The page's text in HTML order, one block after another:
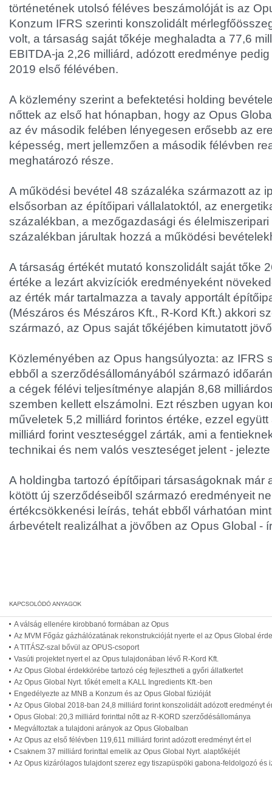
történetének utolsó féléves beszámolóját is az
Konzum IFRS szerinti konszolidált
volt, a társaság saját tőkéje meghaladta a 77,6
EBITDA-ja 2,26 milliárd, adózott eredménye
2019 első félévében.
A közlemény szerint a befektetési holding
nőttek az első hat hónapban, hogy az Opus
az év második felében lényegesen erősebb az
képesség, mert jellemzően a második félévben
meghatározó része.
A működési bevétel 48 százaléka származott az
elsősorban az építőipari vállalatoktól, az
százalékban, a mezőgazdasági és
százalékban járultak hozzá a működési
A társaság értékét mutató konszolidált saját tőke
értéke a lezárt akvizíciók eredményeként
az érték már tartalmazza a tavaly apportált
(Mészáros és Mészáros Kft., R-Kord Kft.) akkori
származó, az Opus saját tőkéjében kimutatott
Közleményében az Opus hangsúlyozta: az IFRS
ebből a szerződésállományából származó
a cégek félévi teljesítménye alapján 8,68
szemben kellett elszámolni. Ezt részben ugyan
műveletek 5,2 milliárd forintos értéke, ezzel
milliárd forint veszteséggel zárták, ami a
technikai és nem valós veszteséget jelent -
A holdingba tartozó építőipari társaságoknak már
kötött új szerződéseiből származó eredményeit
értékcsökkenési leírás, tehát ebből várhatóan
árbevételt realizálhat a jövőben az Opus Global -
A válság ellenére kirobbanó formában az Opus
Az MVM Főgáz gázhálózatának rekonstrukcióját nyerte el az Opus Global
A TITÁSZ-szal bővül az OPUS-csoport
Vasúti projektet nyert el az Opus tulajdonában lévő R-Kord Kft.
Az Opus Global érdekkörébe tartozó cég fejlesztheti a győri állatkertet
Az Opus Global Nyrt. tőkét emelt a KALL Ingredients Kft.-ben
Engedélyezte az MNB a Konzum és az Opus Global fúzióját
Az Opus Global 2018-ban 24,8 milliárd forint konszolidált adózott eredményt
Opus Global: 20,3 milliárd forinttal nőtt az R-KORD szerződésállománya
Megváltoztak a tulajdoni arányok az Opus Globalban
Az Opus az első félévben 119,611 milliárd forint adózott eredményt ért el
Csaknem 37 milliárd forinttal emelik az Opus Global Nyrt. alaptőkéjét
Az Opus kizárólagos tulajdont szerez egy tiszapüspöki gabona-feldolgozó és